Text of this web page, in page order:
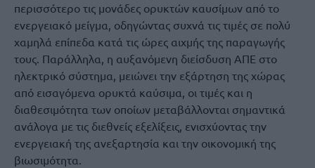
περισσότερο τις μονάδες ορυκτών καυσίμων από το
ενεργειακό μείγμα, οδηγώντας συχνά τις τιμές σε πολύ
χαμηλά επίπεδα κατά τις ώρες αιχμής της παραγωγής
τους. Παράλληλα, η αυξανόμενη διείσδυση ΑΠΕ στο
ηλεκτρικό σύστημα, μειώνει την εξάρτηση της χώρας
από εισαγόμενα ορυκτά καύσιμα, οι τιμές και η
διαθεσιμότητα των οποίων μεταβάλλονται σημαντικά
ανάλογα με τις διεθνείς εξελίξεις, ενισχύοντας την
ενεργειακή της ανεξαρτησία και την οικονομική της
βιωσιμότητα.